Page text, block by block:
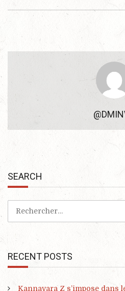
SEARCH
RECENT POSTS
Kannavara Z s’impose dans